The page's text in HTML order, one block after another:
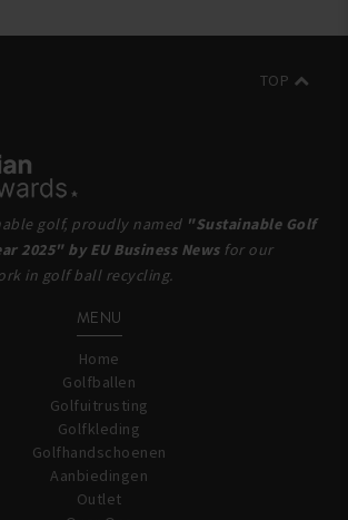
golf, proudly named "Sustainable Golf
2025" by EU Business Newsfor our
in golf ball recycling.
TOP
MENU
Home
Golfballen
Golfuitrusting
Golfkleding
Golfhandschoenen
Aanbiedingen
Outlet